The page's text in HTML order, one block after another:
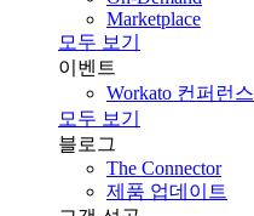
Marketplace
모두 보기
이벤트
Workato 컨퍼런스
모두 보기
블로그
The Connector
제품 업데이트